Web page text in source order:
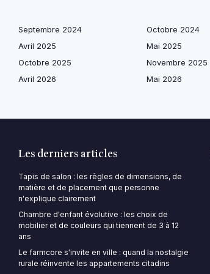
Septembre 2024 Octobre 2024
Avril 2025 Mai 2025
Octobre 2025 Novembre 2025
Avril 2026 Mai 2026
Les derniers articles
Tapis de salon : les règles de dimensions, de
matière et de placement que personne
n'explique clairement
Chambre d'enfant évolutive : les choix de
mobilier et de couleurs qui tiennent de 3 à 12
ans
Le farmcore s'invite en ville : quand la nostalgie
rurale réinvente les appartements citadins